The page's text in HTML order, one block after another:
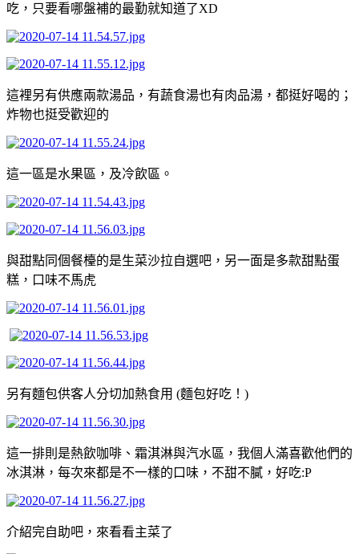
吃，只要看哪盤補的最勤就知道了XD
這裡另有供應兩款湯品，有蔬食湯也有肉品湯，都挺好喝的；
炸物也挺受歡迎的
這一區是水果區，及冷飲區。
與甜點同個餐檯的是生菜沙拉自選吧，另一面是多款甜點蛋
糕，口味不馬虎
另有麵包供客人分切加熱食用 (麵包好吃！)
這一排則是熱飲咖啡、霜淇淋與汽水區，我個人滿喜歡他們的
冰淇淋，每次來都是不一樣的口味，不甜不膩，好吃:P
介紹完自助吧，來看看主菜了